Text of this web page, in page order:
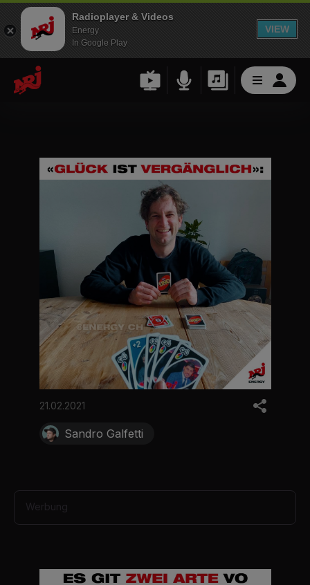
Radioplayer & Videos
Energy
In Google Play
VIEW
21.02.2021
Sandro Galfetti
Werbung